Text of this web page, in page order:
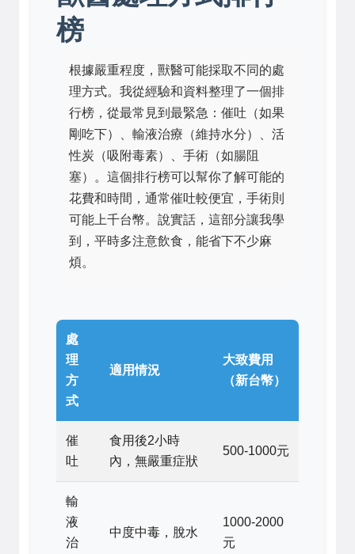
榜
根據嚴重程度，獸醫可能採取不同的處
理方式。我從經驗和資料整理了一個排
行榜，從最常見到最緊急：催吐（如果
剛吃下）、輸液治療（維持水分）、活
性炭（吸附毒素）、手術（如腸阻
塞）。這個排行榜可以幫你了解可能的
花費和時間，通常催吐較便宜，手術則
可能上千台幣。說實話，這部分讓我學
到，平時多注意飲食，能省下不少麻
煩。
處
理
方
式
適用情況
大致費用
（新台幣）
催
吐
食用後2小時
內，無嚴重症狀
500-1000元
輸
液
治
中度中毒，脫水
1000-2000
元